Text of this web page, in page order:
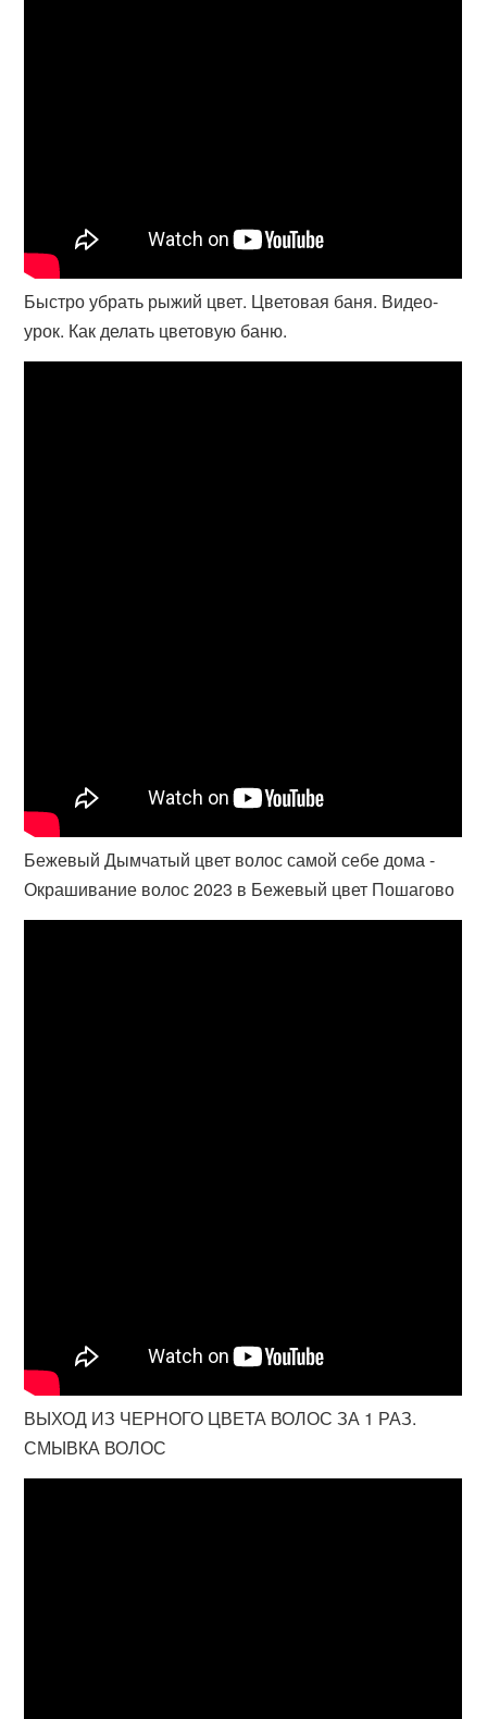
Быстро убрать рыжий цвет. Цветовая баня. Видео-
урок. Как делать цветовую баню.
Бежевый Дымчатый цвет волос самой себе дома -
Окрашивание волос 2023 в Бежевый цвет Пошагово
ВЫХОД ИЗ ЧЕРНОГО ЦВЕТА ВОЛОС ЗА 1 РАЗ.
СМЫВКА ВОЛОС